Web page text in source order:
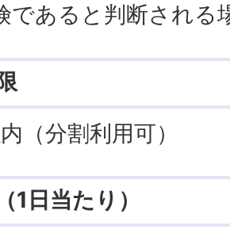
であると判断される
（分割利用可）
1日当たり）